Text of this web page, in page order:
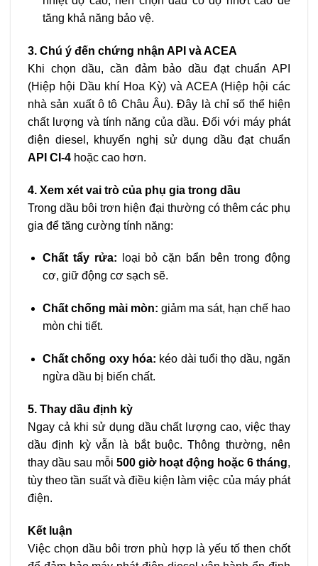
tăng khả năng bảo vệ.
3. Chú ý đến chứng nhận API và ACEA
Khi chọn dầu, cần đảm bảo dầu đạt chuẩn API
(Hiệp hội Dầu khí Hoa Kỳ) và ACEA (Hiệp hội các
nhà sản xuất ô tô Châu Âu). Đây là chỉ số thể hiện
chất lượng và tính năng của dầu. Đối với máy phát
điện diesel, khuyến nghị sử dụng dầu đạt chuẩn
API CI-4 hoặc cao hơn.
4. Xem xét vai trò của phụ gia trong dầu
Trong dầu bôi trơn hiện đại thường có thêm các phụ
gia để tăng cường tính năng:
Chất tẩy rửa: loại bỏ cặn bẩn bên trong động
cơ, giữ động cơ sạch sẽ.
Chất chống mài mòn: giảm ma sát, hạn chế hao
mòn chi tiết.
Chất chống oxy hóa: kéo dài tuổi thọ dầu, ngăn
ngừa dầu bị biến chất.
5. Thay dầu định kỳ
Ngay cả khi sử dụng dầu chất lượng cao, việc thay
dầu định kỳ vẫn là bắt buộc. Thông thường, nên
thay dầu sau mỗi 500 giờ hoạt động hoặc 6 tháng,
tùy theo tần suất và điều kiện làm việc của máy phát
điện.
Kết luận
Việc chọn dầu bôi trơn phù hợp là yếu tố then chốt